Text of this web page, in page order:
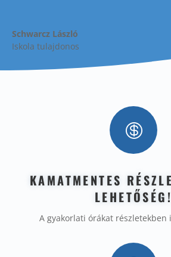
Schwarcz László
Iskola tulajdonos

KAMATMENTES
LEHETŐSÉG!
A gyakorlati órákat részletekben